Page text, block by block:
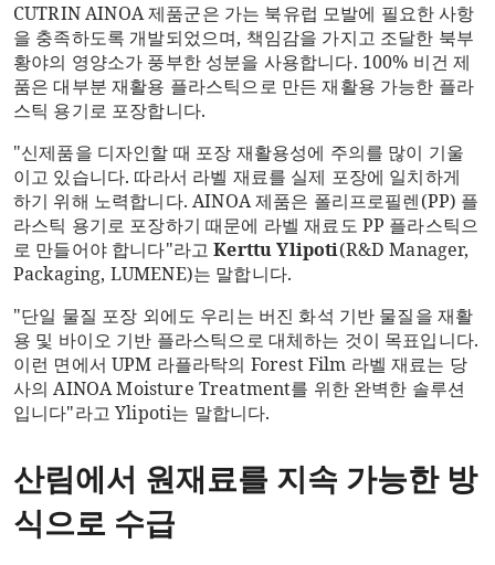
CUTRIN AINOA 제품군은 가는 북유럽 모발에 필요한 사항
을 충족하도록 개발되었으며, 책임감을 가지고 조달한 북부
황야의 영양소가 풍부한 성분을 사용합니다. 100% 비건 제
품은 대부분 재활용 플라스틱으로 만든 재활용 가능한 플라
스틱 용기로 포장합니다.
"신제품을 디자인할 때 포장 재활용성에 주의를 많이 기울
이고 있습니다. 따라서 라벨 재료를 실제 포장에 일치하게
하기 위해 노력합니다. AINOA 제품은 폴리프로필렌(PP) 플
라스틱 용기로 포장하기 때문에 라벨 재료도 PP 플라스틱으
로 만들어야 합니다"라고Kerttu Ylipoti(R&D Manager,
Packaging, LUMENE)는 말합니다.
"단일 물질 포장 외에도 우리는 버진 화석 기반 물질을 재활
용 및 바이오 기반 플라스틱으로 대체하는 것이 목표입니다.
이런 면에서 UPM 라플라탁의 Forest Film 라벨 재료는 당
사의 AINOA Moisture Treatment를 위한 완벽한 솔루션
입니다"라고 Ylipoti는 말합니다.
산림에서 원재료를 지속 가능한 방
식으로 수급